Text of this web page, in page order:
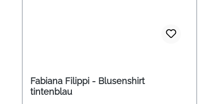
Fabiana Filippi - Blusenshirt
tintenblau